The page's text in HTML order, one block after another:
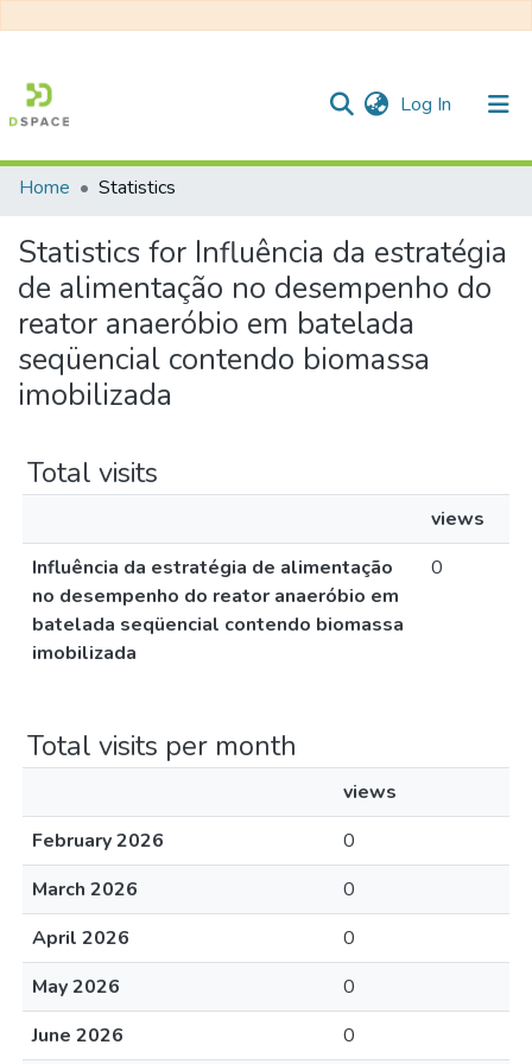
Log In (current)
All of DSpace
Home Statistics
Statistics for Influência da estratégia
de alimentação no desempenho do
reator anaeróbio em batelada
seqüencial contendo biomassa
imobilizada
Total visits
views
Influência da estratégia de alimentação
no desempenho do reator anaeróbio em
batelada seqüencial contendo biomassa
imobilizada
0
Total visits per month
views
February 2026
0
March 2026
0
April 2026
0
May 2026
0
June 2026
0